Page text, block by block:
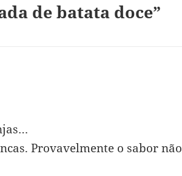
de batata doce”
Provavelmente o sabor não